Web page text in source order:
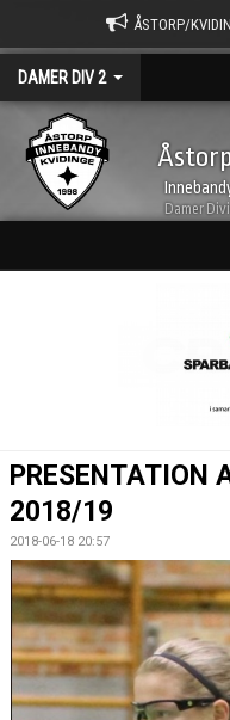
ÅSTORP/
DAMER DIV 2
Damer
BILDGALLERI
DOKUMENT
KONTAKT
MATCHER
SERIETABELL
PRESENTATION
2018/19
2018-06-18 20:57